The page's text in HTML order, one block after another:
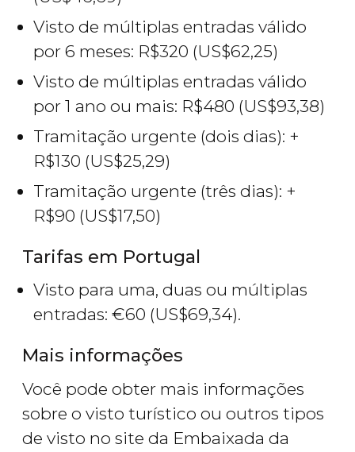
Visto de múltiplas entradas válido
por 6 meses: R$320 (US$62,25)
Visto de múltiplas entradas válido
por 1 ano ou mais: R$480 (US$93,38)
Tramitação urgente (dois dias): +
R$130 (US$25,29)
Tramitação urgente (três dias): +
R$90 (US$17,50)
Tarifas em Portugal
Visto para uma, duas ou múltiplas
entradas: €60 (US$69,34).
Mais informações
Você pode obter mais informações
sobre o visto turístico ou outros tipos
de visto no site da Embaixada da